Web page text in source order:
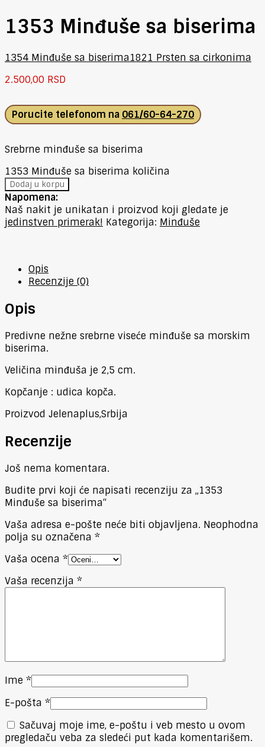
1353 Minđuše sa biserima
1354 Minđuše sa biserima1821 Prsten sa cirkonima
2.500,00 RSD
Porucite telefonom na 061/60-64-270
Srebrne minđuše sa biserima
1353 Minđuše sa biserima količina
Dodaj u korpu
Napomena:
Naš nakit je unikatan i proizvod koji gledate je
jedinstven primerak! Kategorija: Minđuše
Opis
Recenzije (0)
Opis
Predivne nežne srebrne viseće minđuše sa morskim
biserima.
Veličina minđuša je 2,5 cm.
Kopčanje : udica kopča.
Proizvod Jelenaplus,Srbija
Recenzije
Još nema komentara.
Budite prvi koji će napisati recenziju za „1353
Minđuše sa biserima“
Vaša adresa e-pošte neće biti objavljena. Neophodna
polja su označena *
Vaša ocena *
Vaša recenzija *
Ime *
E-pošta *
Sačuvaj moje ime, e-poštu i veb mesto u ovom
pregledaču veba za sledeći put kada komentarišem.